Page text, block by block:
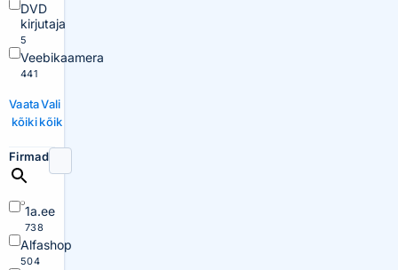
DVD
kirjutaja
5
Veebikaamera
441
Vaata
kõiki
Vali
kõik
Firmad
1a.ee
738
Alfashop
504